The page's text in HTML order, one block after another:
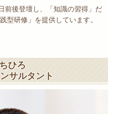
前後登壇し、「知識の習得」だ
型研修」を提供しています。
ひろ
サルタント